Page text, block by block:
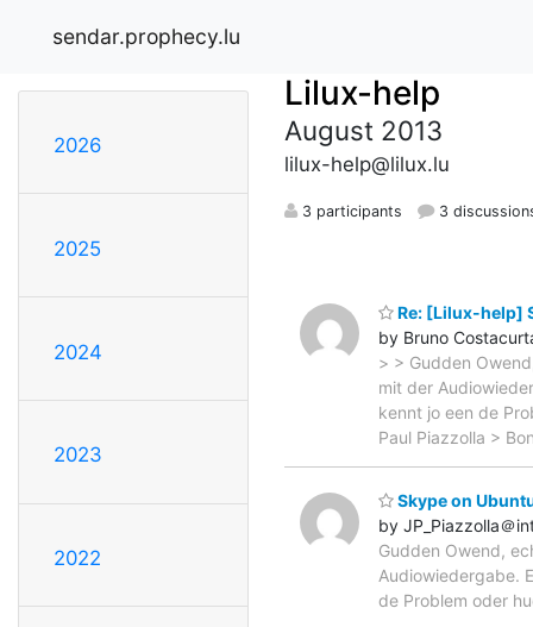
sendar.prophecy.lu
2026
2025
2024
2023
2022
Lilux-help
August 2013
lilux-help@lilux.lu
3 participants 3
Re: [Lilux-help]
by Bruno
> > Gudden
mit der
kennt jo een de
Paul Piazzolla >
Skype on
by JP_Piazzolla＠
Gudden Owend,
Audiowiedergabe.
de Problem oder